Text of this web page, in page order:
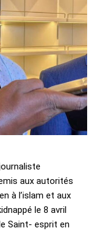
aux autorités
à l’islam et aux
le 8 avril
Saint- esprit en